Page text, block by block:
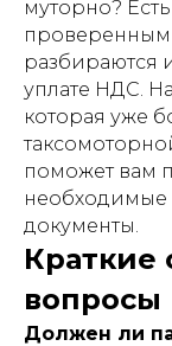
муторно?
проверенным
разбираются
уплате НДС.
которая уже
поможет вам
необходимые
документы.
Краткие
вопросы
Должен ли